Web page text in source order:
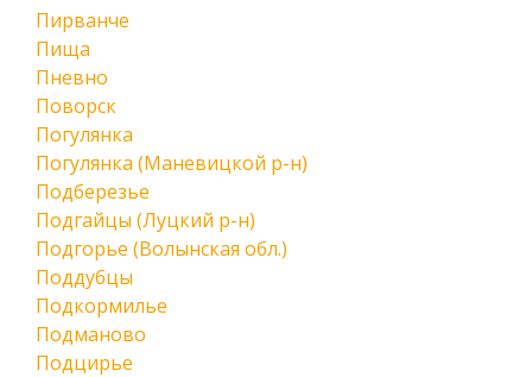
Пирванче
Пища
Пневно
Поворск
Погулянка
Погулянка (Маневицкой р-н)
Подберезье
Подгайцы (Луцкий р-н)
Подгорье (Волынская обл.)
Поддубцы
Подкормилье
Подманово
Подцирье